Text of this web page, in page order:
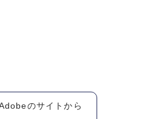
のサイトから